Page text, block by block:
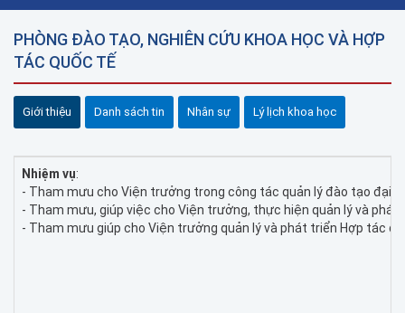
PHÒNG ĐÀO TẠO, NGHIÊN CỨU KHOA HỌC VÀ HỢP
TÁC QUỐC TẾ
Giới thiệu Danh sách tin Nhân sự Lý lịch khoa học
Nhiệm vụ:
- Tham mưu cho Viện trưởng trong công tác quản lý đào tạo đại
- Tham mưu, giúp việc cho Viện trưởng, thực hiện quản lý và phát
- Tham mưu giúp cho Viện trưởng quản lý và phát triển Hợp tác